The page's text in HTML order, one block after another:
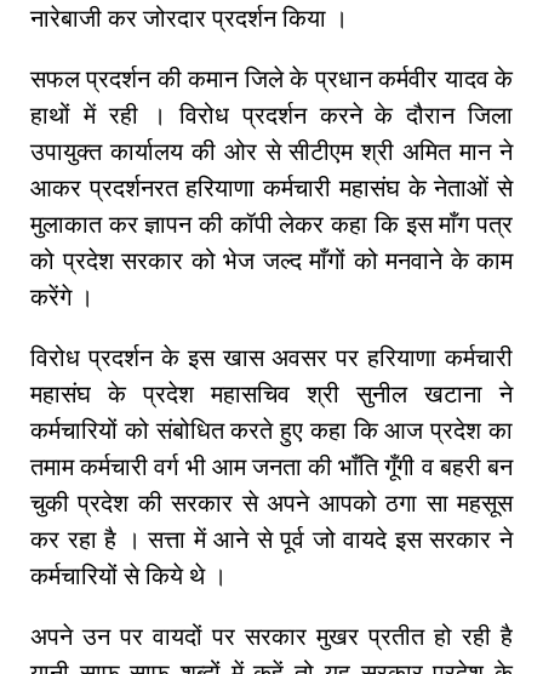
नारेबाजी कर जोरदार प्रदर्शन किया ।
सफल प्रदर्शन की कमान जिले के प्रधान कर्मवीर यादव के
हाथों में रही । विरोध प्रदर्शन करने के दौरान जिला
उपायुक्त कार्यालय की ओर से सीटीएम श्री अमित मान ने
आकर प्रदर्शनरत हरियाणा कर्मचारी महासंघ के नेताओं से
मुलाकात कर ज्ञापन की कॉपी लेकर कहा कि इस माँग पत्र
को प्रदेश सरकार को भेज जल्द माँगों को मनवाने के काम
करेंगे ।
विरोध प्रदर्शन के इस खास अवसर पर हरियाणा कर्मचारी
महासंघ के प्रदेश महासचिव श्री सुनील खटाना ने
कर्मचारियों को संबोधित करते हुए कहा कि आज प्रदेश का
तमाम कर्मचारी वर्ग भी आम जनता की भाँति गूँगी व बहरी बन
चुकी प्रदेश की सरकार से अपने आपको ठगा सा महसूस
कर रहा है । सत्ता में आने से पूर्व जो वायदे इस सरकार ने
कर्मचारियों से किये थे ।
अपने उन पर वायदों पर सरकार मुखर प्रतीत हो रही है